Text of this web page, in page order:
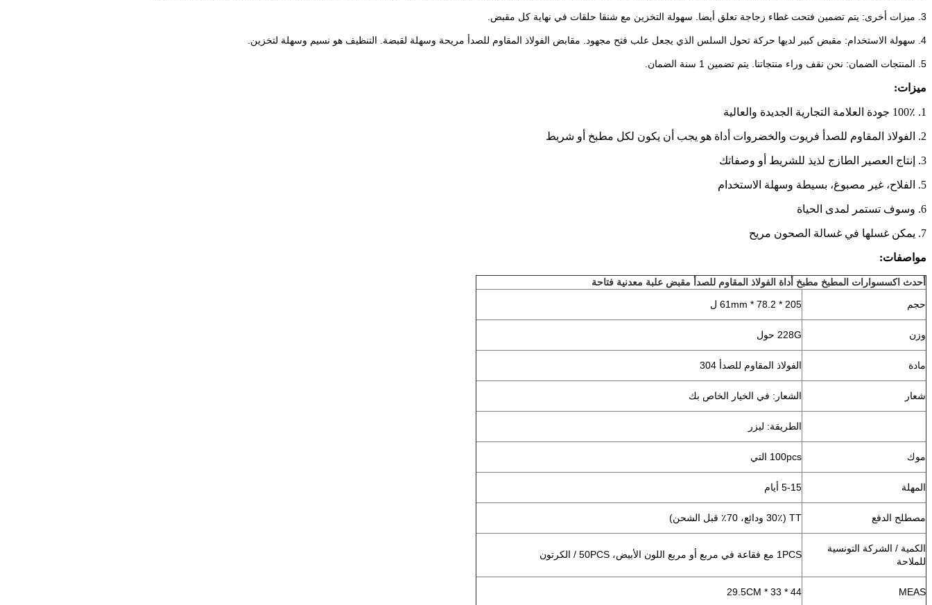
3. ميزات أخرى: يتم تضمين فتحت غطاء زجاجة تعلق أيضا. سهولة التخزين مع شنقا حلقات في نهاية كل مقبض.
4. سهولة الاستخدام: مقبض كبير لديها حركة تحول السلس الذي يجعل علب فتح مجهود. مقابض الفولاذ المقاوم للصدأ مريحة وسهلة لقبضة. التنظيف هو نسيم وسهلة لتخزين.
5. المنتجات الضمان: نحن نقف وراء منتجاتنا. يتم تضمين 1 سنة الضمان.
ميزات:
1. 100٪ جودة العلامة التجارية الجديدة والعالية
2. الفولاذ المقاوم للصدأ فريوت والخضروات أداة هو يجب أن يكون لكل مطبخ أو شريط
3. إنتاج العصير الطازج لذيذ للشريط أو وصفاتك
5. الفلاح، غير مصبوغ، بسيطة وسهلة الاستخدام
6. وسوف تستمر لمدى الحياة
7. يمكن غسلها في غسالة الصحون مريح
مواصفات:
أحدث اكسسوارات المطبخ مطبخ أداة الفولاذ المقاوم للصدأ مقبض علبة معدنية فتاحة
حجم
205 * 78.2 * 61mm ل
وزن 228G حول
مادة الفولاذ المقاوم للصدأ 304
شعار الشعار: في الخيار الخاص بك
الطريقة: ليزر
موك 100pcs التي
المهلة 5-15 أيام
مصطلح الدفع TT (30٪ ودائع، 70٪ قبل الشحن)
الكمية / الشركة التونسية
للملاحة
1PCS مع فقاعة في مربع أو مربع اللون الأبيض، 50PCS / الكرتون
MEAS
44 * 33 * 29.5CM